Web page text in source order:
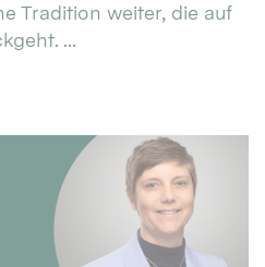
Tradition weiter, die auf
...